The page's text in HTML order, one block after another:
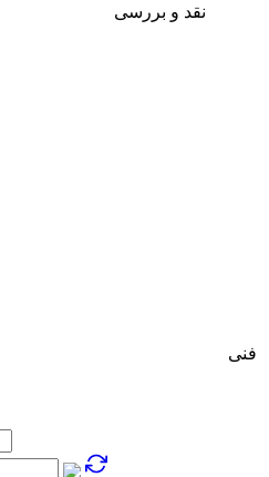
نقد و بررسی
فنی